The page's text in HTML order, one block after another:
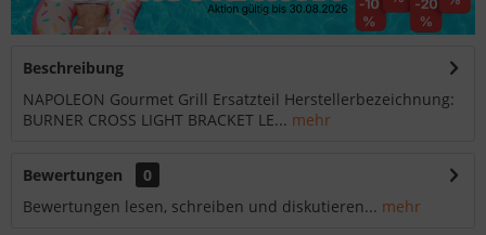
Beschreibung
NAPOLEON Gourmet Grill Ersatzteil Herstellerbezeichnung:
BURNER CROSS LIGHT BRACKET LE... mehr
Bewertungen
0
Bewertungen lesen, schreiben und diskutieren... mehr